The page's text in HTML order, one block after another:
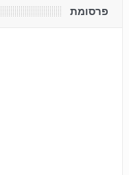
פרסומת